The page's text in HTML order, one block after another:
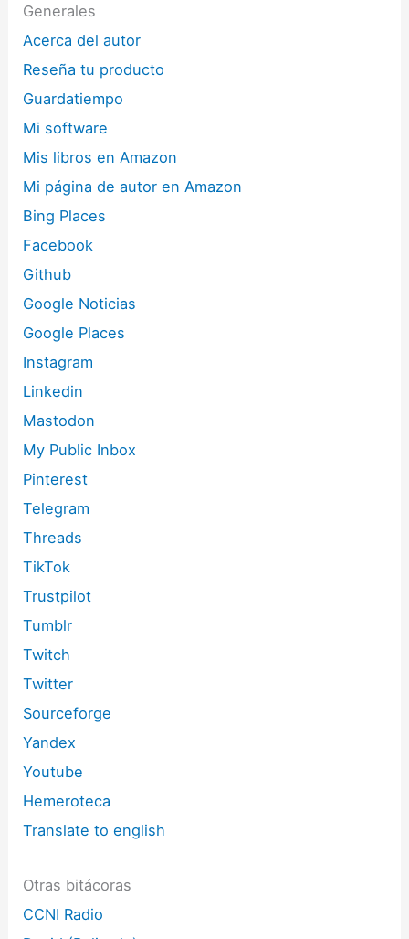
Generales
Acerca del autor
Reseña tu producto
Guardatiempo
Mi software
Mis libros en Amazon
Mi página de autor en Amazon
Bing Places
Facebook
Github
Google Noticias
Google Places
Instagram
Linkedin
Mastodon
My Public Inbox
Pinterest
Telegram
Threads
TikTok
Trustpilot
Tumblr
Twitch
Twitter
Sourceforge
Yandex
Youtube
Hemeroteca
Translate to english
Otras bitácoras
CCNI Radio